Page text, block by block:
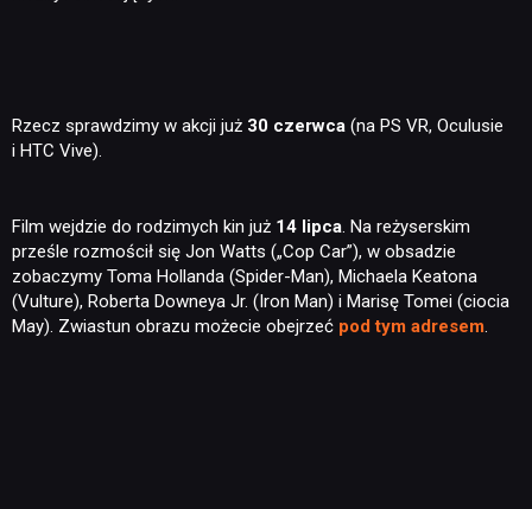
Rzecz sprawdzimy w akcji już 30 czerwca (na PS VR, Oculusie
i HTC Vive).
Film wejdzie do rodzimych kin już 14 lipca. Na reżyserskim
prześle rozmościł się Jon Watts („Cop Car”), w obsadzie
zobaczymy Toma Hollanda (Spider-Man), Michaela Keatona
(Vulture), Roberta Downeya Jr. (Iron Man) i Marisę Tomei (ciocia
May). Zwiastun obrazu możecie obejrzeć pod tym adresem.